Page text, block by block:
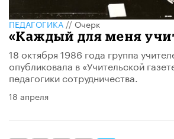
ПЕДАГОГИКА//Очерк
«Каждый для меня
18 октября 1986 года группа
опубликовала в «Учительской
педагогики сотрудничества.
18 апреля